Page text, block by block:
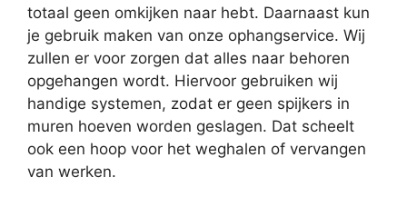
totaal geen omkijken naar hebt. Daarnaast kun
je gebruik maken van onze ophangservice. Wij
zullen er voor zorgen dat alles naar behoren
opgehangen wordt. Hiervoor gebruiken wij
handige systemen, zodat er geen spijkers in
muren hoeven worden geslagen. Dat scheelt
ook een hoop voor het weghalen of vervangen
van werken.